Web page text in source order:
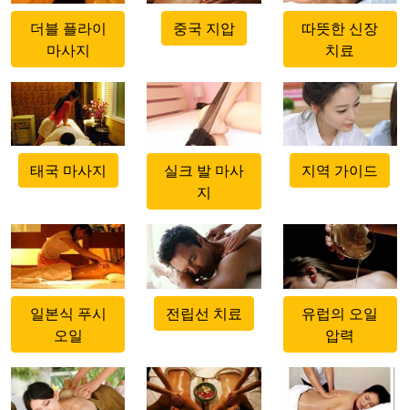
더블 플라이
마사지
중국 지압
따뜻한 신장
치료
500x500
태국 마사지
500x500
실크 발 마사
지
500x500
지역 가이드
500x500
일본식 푸시
오일
500x500
전립선 치료
500x500
유럽의 오일
압력
500x500 500x500 500x500